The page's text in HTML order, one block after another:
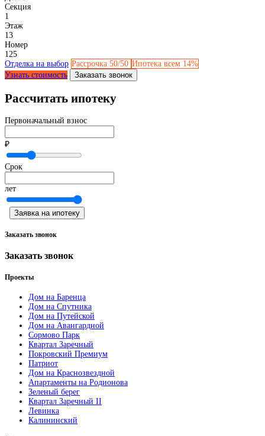
Секция
1
Этаж
13
Номер
125
Отделка на выбор Рассрочка 50/50 Ипотека всем 14%
Узнать стоимость
Заказать звонок
Рассчитать ипотеку
Первоначальный взнос
₽
Срок
лет
Заявка на ипотеку
Заказать звонок
Заказать звонок
Проекты
Дом на Баренца
Дом на Спутника
Дом на Путейской
Дом на Авангардной
Сормово Парк
Квартал Заречный
Покровский Премиум
Патриот
Дом на Краснозвездной
Апартаменты на Родионова
Зеленый берег
Квартал Заречный II
Левинка
Калининский